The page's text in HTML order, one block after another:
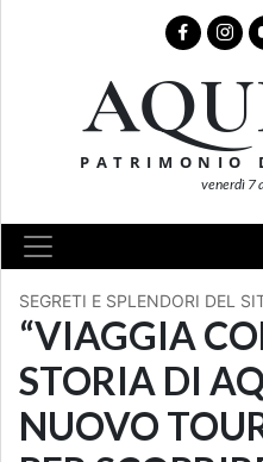
PATRIMONIO
venerdì 7
SEGRETI E SPLENDORI DEL
“VIAGGIA
STORIA DI
NUOVO